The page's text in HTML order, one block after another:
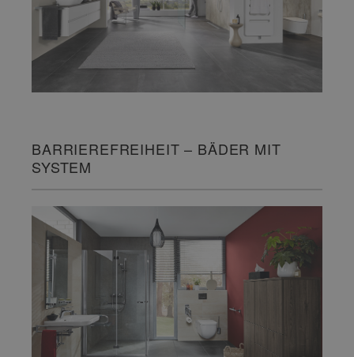
BARRIEREFREIHEIT – BÄDER MIT
SYSTEM